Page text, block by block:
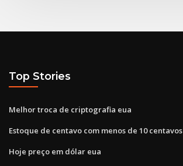
Top Stories
Melhor troca de criptografia eua
Estoque de centavo com menos de 10 centavos
Hoje preço em dólar eua